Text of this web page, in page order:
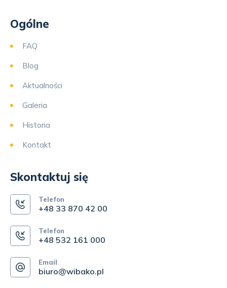
Ogólne
FAQ
Blog
Aktualności
Galeria
Historia
Kontakt
Skontaktuj się
Telefon
+48 33 870 42 00
Telefon
+48 532 161 000
Email
biuro@wibako.pl